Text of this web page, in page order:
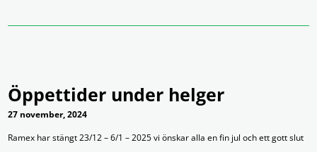
Öppettider under helger
27 november, 2024
Ramex har stängt 23/12 – 6/1 – 2025 vi önskar alla en fin jul och ett gott slut